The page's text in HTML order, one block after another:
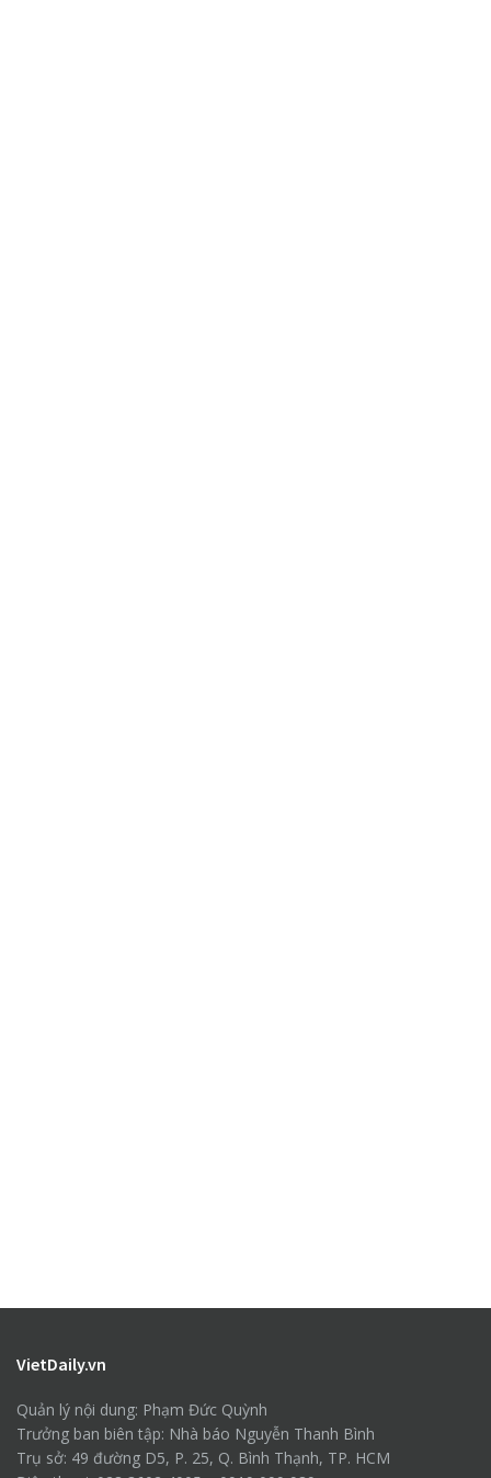
VietDaily.vn
Quản lý nội dung: Phạm Đức Quỳnh
Trưởng ban biên tập: Nhà báo Nguyễn Thanh Bình
Trụ sở: 49 đường D5, P. 25, Q. Bình Thạnh, TP. HCM